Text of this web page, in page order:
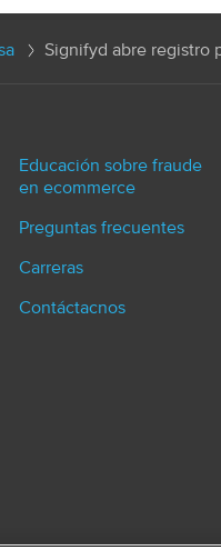
Signifyd abre registro
Educación sobre fraude
en ecommerce
Preguntas frecuentes
Carreras
Contáctacnos